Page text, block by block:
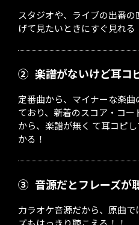
スタジオや、ライブの出番
げて見たいときにすぐ見れる
② 楽譜がないけど耳コ
定番曲から、マイナーな楽
ており、新着のスコア・コ
から、楽譜が無く て耳コピ
かる！
③ 音源だとフレーズが
力ラオケ音源だから、原曲